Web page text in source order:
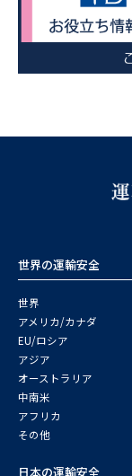
世界の運輸安全
世界
アメリカ/カナダ
EU/ロシア
アジア
オーストラリア
中南米
アフリカ
その他
日本の運輸安全